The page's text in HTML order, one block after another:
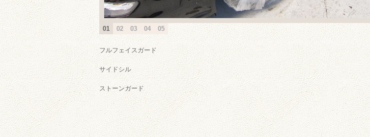
01 02 03 04 05
フルフェイスガード
サイドシル
ストーンガード